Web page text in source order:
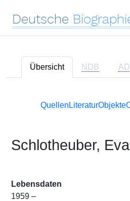
Deutsche
Übersicht NDB
Quellen LiteraturObjekte
Schlotheuber, Eva
Lebensdaten
1959 –